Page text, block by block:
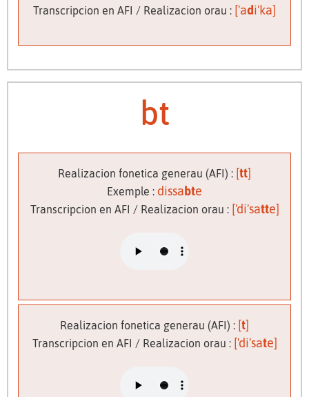
Transcripcion en AFI / Realizacion orau : ['adi'ka]
bt
Realizacion fonetica generau (AFI) : [tt]
Exemple : dissabte
Transcripcion en AFI / Realizacion orau : ['di'satte]
Realizacion fonetica generau (AFI) : [t]
Transcripcion en AFI / Realizacion orau : ['di'sate]